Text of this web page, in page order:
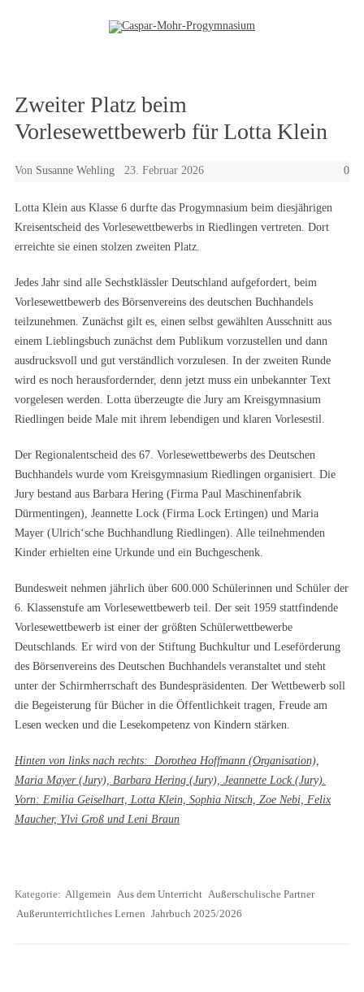
Zweiter Platz beim
Vorlesewettbewerb für Lotta Klein
Von Susanne Wehling 23. Februar 2026 0
Lotta Klein aus Klasse 6 durfte das Progymnasium beim diesjährigen
Kreisentscheid des Vorlesewettbewerbs in Riedlingen vertreten. Dort
erreichte sie einen stolzen zweiten Platz.
Jedes Jahr sind alle Sechstklässler Deutschland aufgefordert, beim
Vorlesewettbewerb des Börsenvereins des deutschen Buchhandels
teilzunehmen. Zunächst gilt es, einen selbst gewählten Ausschnitt aus
einem Lieblingsbuch zunächst dem Publikum vorzustellen und dann
ausdrucksvoll und gut verständlich vorzulesen. In der zweiten Runde
wird es noch herausfordernder, denn jetzt muss ein unbekannter Text
vorgelesen werden. Lotta überzeugte die Jury am Kreisgymnasium
Riedlingen beide Male mit ihrem lebendigen und klaren Vorlesestil.
Der Regionalentscheid des 67. Vorlesewettbewerbs des Deutschen
Buchhandels wurde vom Kreisgymnasium Riedlingen organisiert. Die
Jury bestand aus Barbara Hering (Firma Paul Maschinenfabrik
Dürmentingen), Jeannette Lock (Firma Lock Ertingen) und Maria
Mayer (Ulrich‘sche Buchhandlung Riedlingen). Alle teilnehmenden
Kinder erhielten eine Urkunde und ein Buchgeschenk.
Bundesweit nehmen jährlich über 600.000 Schülerinnen und Schüler der
6. Klassenstufe am Vorlesewettbewerb teil. Der seit 1959 stattfindende
Vorlesewettbewerb ist einer der größten Schülerwettbewerbe
Deutschlands. Er wird von der Stiftung Buchkultur und Leseförderung
des Börsenvereins des Deutschen Buchhandels veranstaltet und steht
unter der Schirmherrschaft des Bundespräsidenten. Der Wettbewerb soll
die Begeisterung für Bücher in die Öffentlichkeit tragen, Freude am
Lesen wecken und die Lesekompetenz von Kindern stärken.
Hinten von links nach rechts: Dorothea Hoffmann (Organisation),
Maria Mayer (Jury), Barbara Hering (Jury), Jeannette Lock (Jury).
Vorn: Emilia Geiselhart, Lotta Klein, Sophia Nitsch, Zoe Nebi, Felix
Maucher, Ylvi Groß und Leni Braun
Kategorie: Allgemein Aus dem Unterricht Außerschulische Partner
Außerunterrichtliches Lernen Jahrbuch 2025/2026